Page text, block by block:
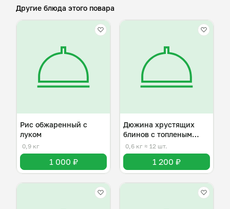
Другие блюда этого повара
Рис обжаренный с
луком
0,9 кг
1 000 ₽
Дюжина хрустящих
блинов с топленым
маслом
0,6 кг ≈ 12 шт.
1 200 ₽